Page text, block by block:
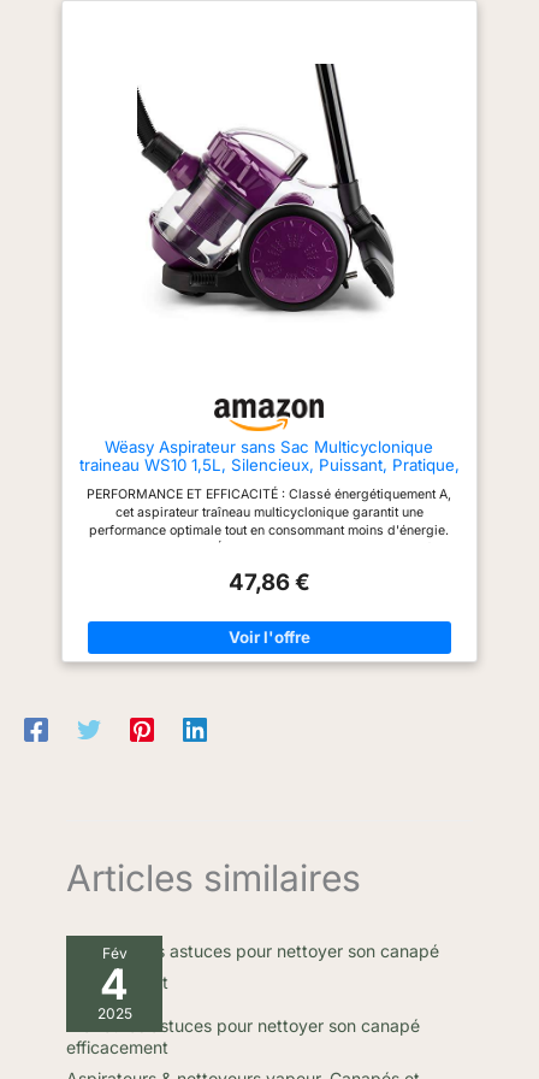
compact de 1,3 L, design léger
et maniabilité à 360° DANS LA
BOÎTE : comprend un outil plat,
une buse pour rembourrage,
une brosse à poussière, une
brosse à parquet et un porte-
accessoires
Philips avec brosse douce
intégrée dans la poignée, il
s'adapte facilement à toutes les
tâches de nettoyage ADAPTÉ
AUX PERSONNES
ALLERGIQUES : aspirateur
traineau équipé d'un système
de filtration H13 entièrement
hermétique capturant pollen,
poils d'animaux et acariens. De
plus, son réservoir est facile à
vider. INCLUS : aspirateur sans
sac, brosse TriActive, brosse
intégrée, filtre HEPA H13 anti-
Wëasy Aspirateur sans Sac Multicyclonique
traineau WS10 1,5L, Silencieux, Puissant, Pratique,
pour Tapis, moquettes et sols durs, Inclus Brosse
poussière et suceur Plat
PERFORMANCE ET EFFICACITÉ : Classé énergétiquement A,
cet aspirateur traîneau multicyclonique garantit une
performance optimale tout en consommant moins d'énergie.
DESIGN ET PRATICITÉ : La cuve amovible d'une capacité de
HEPA assure une filtration efficace des particules fines, idéal
offre un compromis entre puissance et confort d'utilisation.
CONVENIENCE ET MOBILITÉ : Doté d'un câble d'alimentation
de 5 m et d'un système de rembobinage automatique du
nettoyage du sol : une brosse, deux tubes d'insertion en
plastique, un flexible et un suceur plat, permettant de s'adapter
47,86 €
Articles similaires
Fév
4
2025
Meilleures astuces pour nettoyer son canapé
efficacement